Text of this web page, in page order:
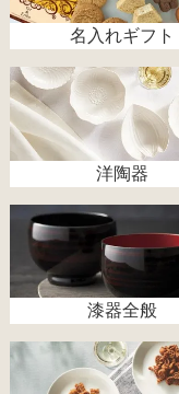
名入れギフト
洋陶器
漆器全般